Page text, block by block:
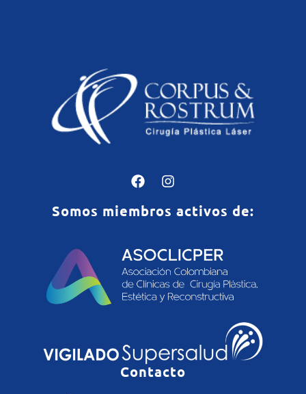
Somos miembros activos de:
Contacto